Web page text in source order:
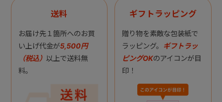
送料
お届け先１箇所へのお買
い上げ代金が5,500円
（税込） 以上で送料無
料。
ギフトラッピング
贈り物を素敵な包装紙で
ラッピング。 ギフトラッ
ピングOKのアイコンが目
印！